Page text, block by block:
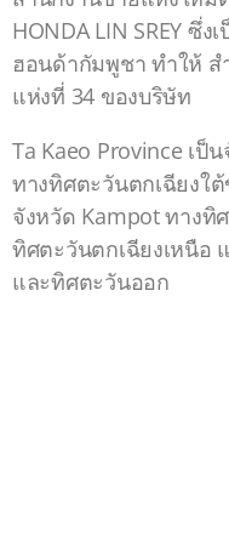
HONDA LIN SREY ซึ่
ฮอนด้ากัมพูชา ทำให้ ส
แห่งที่ 34 ของบริษัท
Ta Kaeo Province เป็
ทางทิศตะวันตกเฉียง
จังหวัด Kampot ทางทิ
ทิศตะวันตกเฉียงเหนือ
และทิศตะวันออก